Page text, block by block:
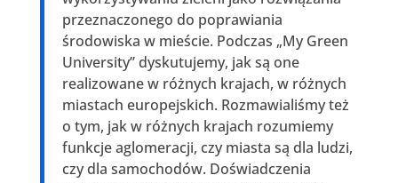
przeznaczonego do poprawiania
środowiska w mieście. Podczas „My Green
University” dyskutujemy, jak są one
realizowane w różnych krajach, w różnych
miastach europejskich. Rozmawialiśmy też
o tym, jak w różnych krajach rozumiemy
funkcje aglomeracji, czy miasta są dla ludzi,
czy dla samochodów. Doświadczenia